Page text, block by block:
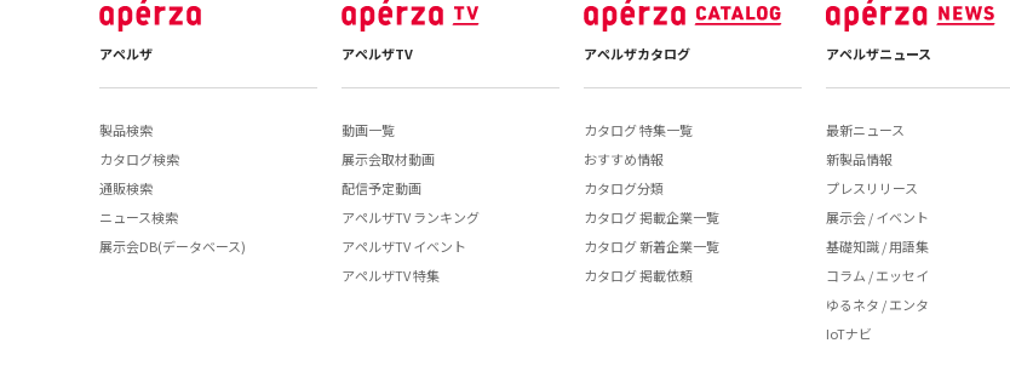
アペルザ
製品検索
カタログ検索
通販検索
ニュース検索
展示会DB(データベース)
アペルザTV
動画一覧
展示会取材動画
配信予定動画
アペルザTV ランキング
アペルザTV イベント
アペルザTV 特集
アペルザカタログ
カタログ 特集一覧
おすすめ情報
カタログ分類
カタログ 掲載企業一覧
カタログ 新着企業一覧
カタログ 掲載依頼
アペルザニュース
最新ニュース
新製品情報
プレスリリース
展示会 / イベント
基礎知識 / 用語集
コラム / エッセイ
ゆるネタ / エンタ
IoTナビ